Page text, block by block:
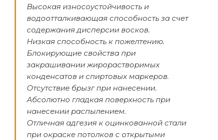
Высокая износоустойчивость и
водоотталкивающая способность за счет
содержания дисперсии восков.
Низкая способность к пожелтению.
Блокирующие свойства при
закрашивании жирорастворимых
конденсатов и спиртовых маркеров.
Отсутствие брызг при нанесении.
Абсолютно гладкая поверхность при
нанесении распылением.
Отличная адгезия к оцинкованной стали
при окраске потолков с открытыми